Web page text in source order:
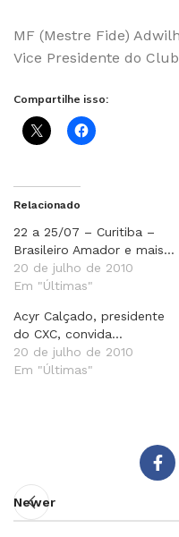
MF (Mestre Fide)
Vice Presidente do
Compartilhe isso:
Relacionado
22 a 25/07 – Curitiba –
Brasileiro Amador e mais…
20 de julho de 2010
Em "Últimas"
Acyr Calçado, presidente
do CXC, convida…
20 de julho de 2010
Em "Últimas"
Newer